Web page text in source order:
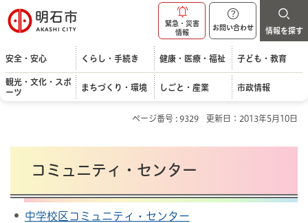
明石市
緊急・災害
情報
お問い合わせ 情報を探す
安全・安心 くらし・手続き 健康・医療・福祉 子ども・教育
観光・文化・スポ
ーツ
まちづくり・環境 しごと・産業 市政情報
ページ番号 : 9329 更新日：2013年5月10日
コミュニティ・センター
中学校区コミュニティ・センター